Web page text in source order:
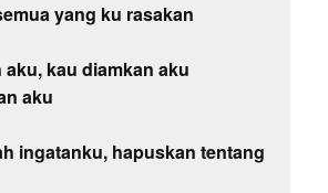
yang ku rasakan
kau diamkan aku
aku
ingatanku, hapuskan tentang